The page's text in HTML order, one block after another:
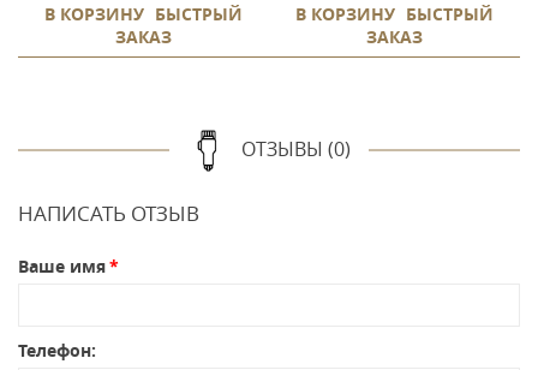
В КОРЗИНУ БЫСТРЫЙ
ЗАКАЗ
В КОРЗИНУ БЫСТРЫЙ
ЗАКАЗ
ОТЗЫВЫ (0)
НАПИСАТЬ ОТЗЫВ
Ваше имя
Телефон: